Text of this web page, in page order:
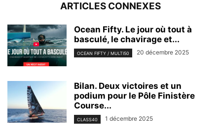
ARTICLES CONNEXES
Ocean Fifty. Le jour où tout à
basculé, le chavirage et...
OCEAN FIFTY / MULTI50 20 décembre 2025
Bilan. Deux victoires et un
podium pour le Pôle Finistère
Course...
CLASS40 1 décembre 2025